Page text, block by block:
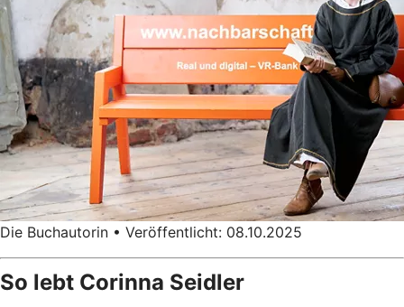
Die Buchautorin • Veröffentlicht: 08.10.2025
So lebt Corinna Seidler